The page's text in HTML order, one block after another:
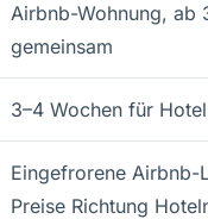
Airbnb-Wohnung, ab
gemeinsam
3–4 Wochen für
Eingefrorene Airbnb-
Preise Richtung